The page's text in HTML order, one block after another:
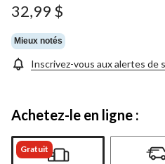
32,99 $
Mieux notés
Inscrivez-vous aux alertes de
Achetez-le en ligne :
Gratuit